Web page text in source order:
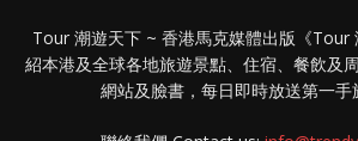
Tour 潮遊天下 ~ 香港馬克媒體出版《Tour
紹本港及全球各地旅遊景點、住宿、餐飲及
網站及臉書，每日即時放送第一手